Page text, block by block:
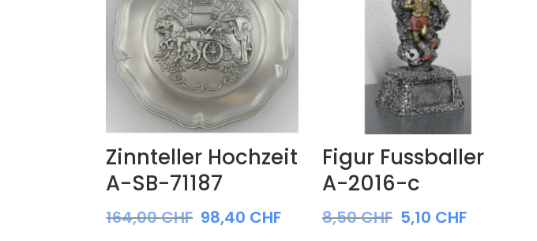
Zinnteller Hochzeit
A-SB-71187
164,00CHF 98,40 CHF
Figur Fussballer
A-2016-c
8,50CHF 5,10 CHF